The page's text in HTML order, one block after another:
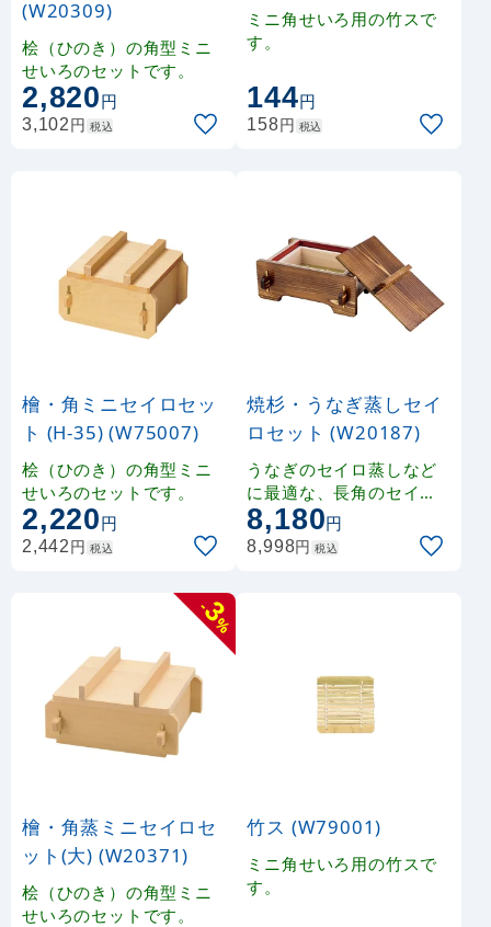
(W20309)
桧（ひのき）の角型ミニ
せいろのセットです。
2,820円
3,102円 税込
ミニ角せいろ用の竹スで
す。
144円
158円 税込
檜・角ミニセイロセッ
ト (H-35) (W75007)
桧（ひのき）の角型ミニ
せいろのセットです。
2,220円
2,442円 税込
焼杉・うなぎ蒸しセイ
ロセット (W20187)
うなぎのセイロ蒸しなど
に最適な、長角のセイロ
セットです。■内側を朱
塗りした焼杉で、食材を
引き立てます。
8,180円
8,998円 税込
-
3
%
檜・角蒸ミニセイロセ
ット(大) (W20371)
桧（ひのき）の角型ミニ
せいろのセットです。
竹ス (W79001)
ミニ角せいろ用の竹スで
す。